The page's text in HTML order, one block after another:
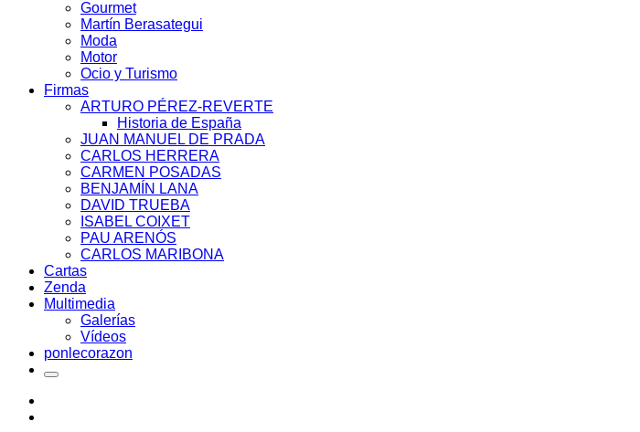
Gourmet
Martín Berasategui
Moda
Motor
Ocio y Turismo
Firmas
ARTURO PÉREZ-REVERTE
Historia de España
JUAN MANUEL DE PRADA
CARLOS HERRERA
CARMEN POSADAS
BENJAMÍN LANA
DAVID TRUEBA
ISABEL COIXET
PAU ARENÓS
CARLOS MARIBONA
Cartas
Zenda
Multimedia
Galerías
Vídeos
ponlecorazon